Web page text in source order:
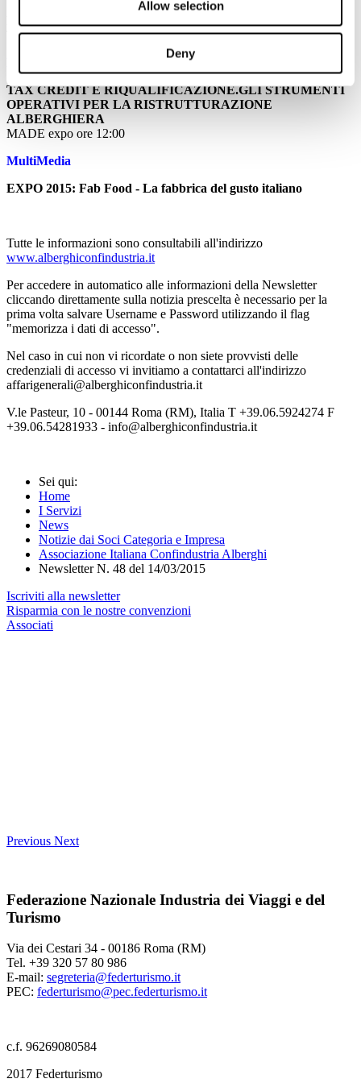
Allow selection
Deny
Frena la ripresa del trasporto aereo dopo il boom del 2014
TTGITALIA
TAX CREDIT E RIQUALIFICAZIONE.GLI STRUMENTI
OPERATIVI PER LA RISTRUTTURAZIONE
ALBERGHIERA
MADE expo ore 12:00
MultiMedia
EXPO 2015: Fab Food - La fabbrica del gusto italiano
Tutte le informazioni sono consultabili all'indirizzo
www.alberghiconfindustria.it
Per accedere in automatico alle informazioni della Newsletter
cliccando direttamente sulla notizia prescelta è necessario per la
prima volta salvare Username e Password utilizzando il flag
"memorizza i dati di accesso".
Nel caso in cui non vi ricordate o non siete provvisti delle
credenziali di accesso vi invitiamo a contattarci all'indirizzo
affarigenerali@alberghiconfindustria.it
V.le Pasteur, 10 - 00144 Roma (RM), Italia T +39.06.5924274 F
+39.06.54281933 - info@alberghiconfindustria.it
Sei qui:
Home
I Servizi
News
Notizie dai Soci Categoria e Impresa
Associazione Italiana Confindustria Alberghi
Newsletter N. 48 del 14/03/2015
Iscriviti alla newsletter
Risparmia con le nostre convenzioni
Associati
Previous Next
Federazione Nazionale Industria dei Viaggi e del
Turismo
Via dei Cestari 34 - 00186 Roma (RM)
Tel. +39 320 57 80 986
E-mail: segreteria@federturismo.it
PEC: federturismo@pec.federturismo.it
c.f. 96269080584
2017 Federturismo